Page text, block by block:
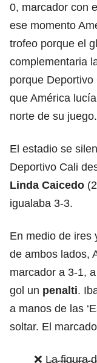
0, marcador con
ese momento
trofeo porque el
complementaria
porque
que América
norte de su juego.
El estadio se
Deportivo Cali
Linda Caicedo
igualaba 3-3.
En medio de ires
de ambos lados,
marcador a 3-1,
gol un penalti.
a manos de las
soltar. El
❌ L̴a̴ ̴f̴i̴g̴u̴r̴a̴